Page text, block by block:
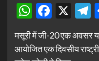
X
मसूरी में जी-20 एक अवसर
आयोजित एक दिवसीय